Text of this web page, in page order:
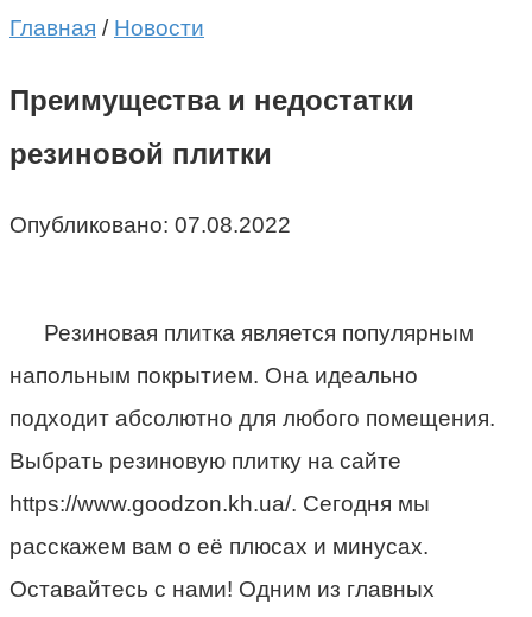
Главная / Новости
Преимущества и недостатки
резиновой плитки
Опубликовано: 07.08.2022
Резиновая плитка является популярным
напольным покрытием. Она идеально
подходит абсолютно для любого помещения.
Выбрать резиновую плитку на сайте
https://www.goodzon.kh.ua/. Сегодня мы
расскажем вам о её плюсах и минусах.
Оставайтесь с нами! Одним из главных